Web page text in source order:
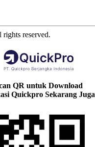
reserved.
QR untuk Download
Quickpro Sekarang Juga